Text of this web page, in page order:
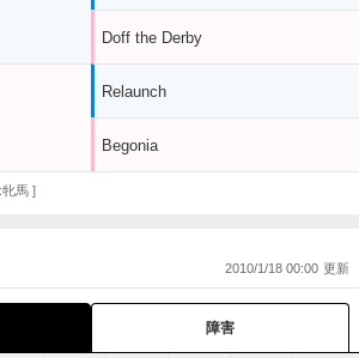
Doff the Derby
Relaunch
Begonia
:牝馬 ]
2010/1/18 00:00
障害